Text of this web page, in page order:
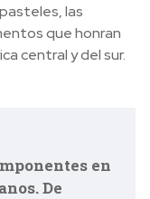
las
que honran
central y del sur.
en
De